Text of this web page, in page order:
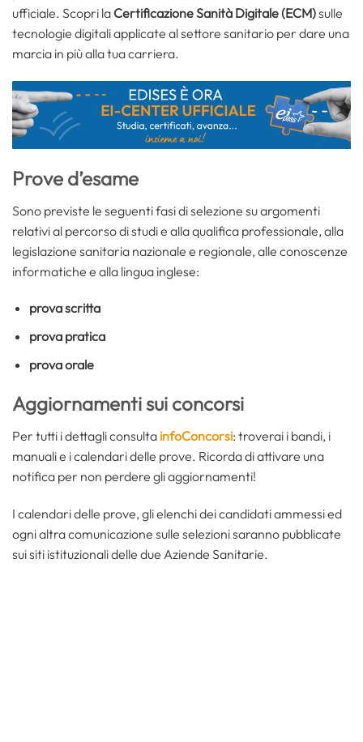
ufficiale. Scopri la Certificazione Sanità Digitale (ECM)sulle
tecnologie digitali applicate al settore sanitario per dare una
marcia in più alla tua carriera.
Prove d’esame
Sono previste le seguenti fasi di selezione su argomenti
relativi al percorso di studi e alla qualifica professionale, alla
legislazione sanitaria nazionale e regionale, alle conoscenze
informatiche e alla lingua inglese:
prova scritta
prova pratica
prova orale
Aggiornamenti sui concorsi
Per tutti i dettagli consulta infoConcorsi: troverai i bandi, i
manuali e i calendari delle prove. Ricorda di attivare una
notifica per non perdere gli aggiornamenti!
I calendari delle prove, gli elenchi dei candidati ammessi ed
ogni altra comunicazione sulle selezioni saranno pubblicate
sui siti istituzionali delle due Aziende Sanitarie.